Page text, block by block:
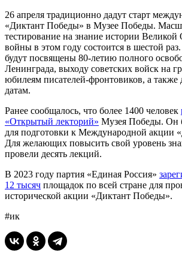
26 апреля традиционно дадут старт
«Диктант Победы» в Музее Победы.
тестирование на знание истории Великой
войны в этом году состоится в шестой раз.
будут посвящены 80-летию полного
Ленинграда, выходу советских войск на
юбилеям писателей-фронтовиков, а
датам.
Ранее сообщалось, что более 1400 человек
«Открытый лекторий» Музея Победы. Он
для подготовки к Международной акции
Для желающих повысить свой уровень
провели десять лекций.
В 2023 году партия «Единая Россия»
12 тысяч площадок по всей стране для
исторической акции «Диктант Победы».
#ик